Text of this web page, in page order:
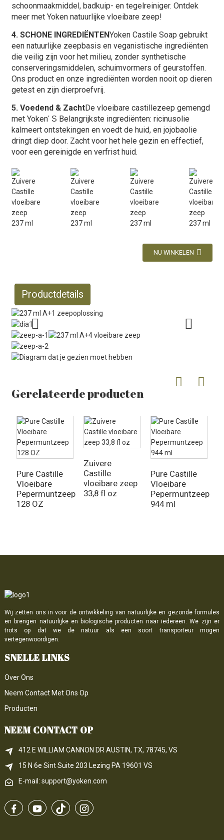
schoonmaakmiddel, badkuip- en tegelreiniger. Ontdek
meer met Yoken natuurlijke vloeibare zeep!
4. SCHONE INGREDIËNTENYoken Castile Soap gebruikt
een natuurlijke zeepbasis en veganistische ingrediënten
die veilig zijn voor het milieu, zonder synthetische
conserveringsmiddelen, schuimvormers of geurstoffen.
Ons product en onze ingrediënten worden nooit op dieren
getest en zijn dierproefvrij.
5. Voedend & ZachtDe vloeibare castillezeep gemengd
met Yoken' S Belangrijkste ingrediënten: ricinusolie
kalmeert ontstekingen en voedt de huid, en jojobaolie
dringt diep door. Zacht voor het hele gezin en effectief,
voor een gereinigde en verfrist huid.
NU WINKELEN
Productdetails
Gerelateerde producten
Pure Castille
Vloeibare
Pepermuntzeep
128 OZ
Zuivere
Castille
vloeibare zeep
33,8 fl oz
Pure Castille
Vloeibare
Pepermuntzeep
944 ml
Wij zetten ons in voor de ontwikkeling van natuurlijke en gezonde formules
en brengen natuurlijke en biologische producten naar iedereen. We zijn er
trots op dat we de natuur als een soort transporteur mogen
vertegenwoordigen.
SNELLE LINKS
Over Ons
Neem Contact Met Ons Op
Producten
NEEM CONTACT OP
412 E WILLIAM CANNON DR AUSTIN, TX, 78745, VS
15 N 6e Sint Suite 203 Lezing PA 19601 VS
E-mail: support@yoken.com